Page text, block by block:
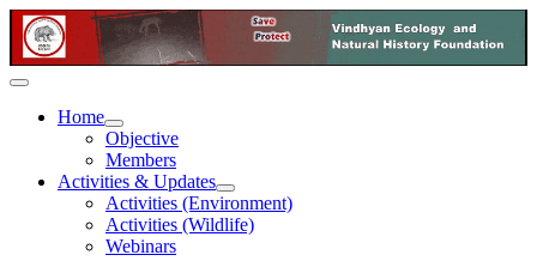
Home
Objective
Members
Activities & Updates
Activities (Environment)
Activities (Wildlife)
Webinars